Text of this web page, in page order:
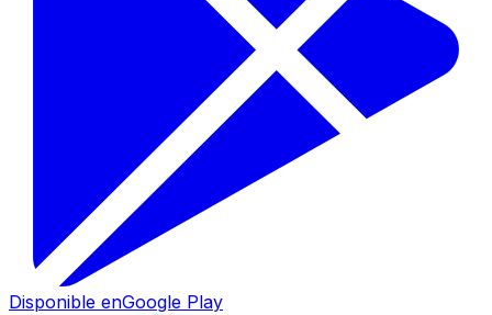
Disponible enGoogle Play